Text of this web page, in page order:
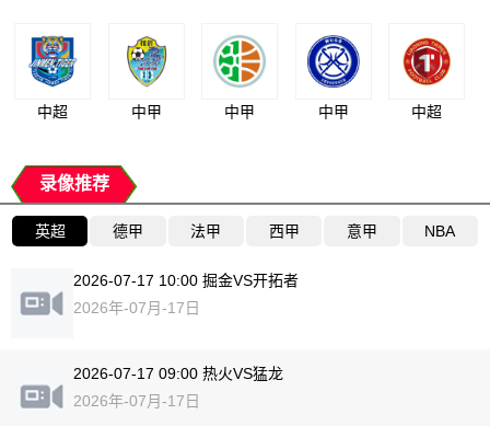
中超 中甲 中甲 中甲 中超
录像推荐
英超 德甲 法甲 西甲 意甲 NBA
2026-07-17 10:00 掘金VS开拓者
2026年-07月-17日
2026-07-17 09:00 热火VS猛龙
2026年-07月-17日